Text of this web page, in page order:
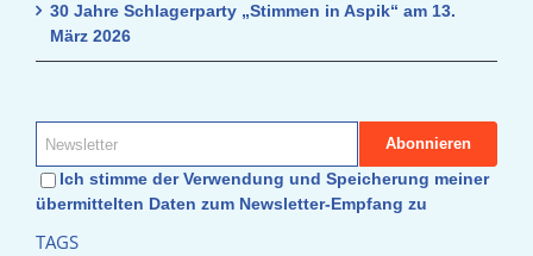
30 Jahre Schlagerparty „Stimmen in Aspik“ am 13.
März 2026
Ich stimme der Verwendung und Speicherung meiner
übermittelten Daten zum Newsletter-Empfang zu
TAGS